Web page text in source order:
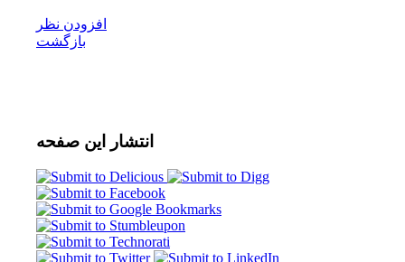
افزودن نظر
بازگشت
انتشار این صفحه